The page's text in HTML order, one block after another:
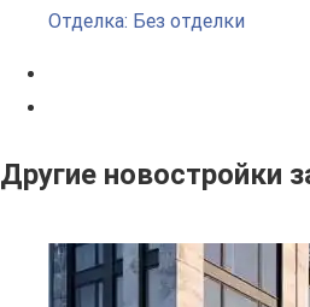
Отделка: Без отделки
Другие новостройки